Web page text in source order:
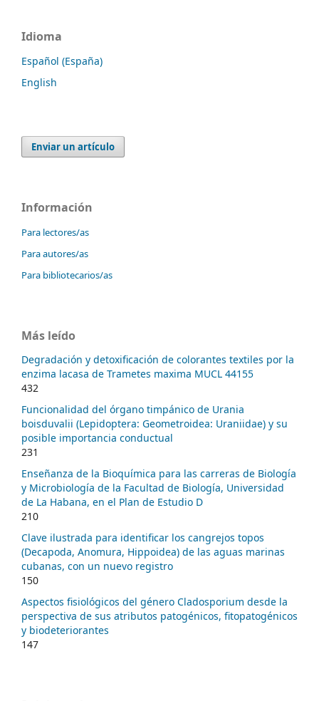
Idioma
Español (España)
English
Enviar un artículo
Información
Para lectores/as
Para autores/as
Para bibliotecarios/as
Más leído
Degradación y detoxificación de colorantes textiles por la
enzima lacasa de Trametes maxima MUCL 44155
432
Funcionalidad del órgano timpánico de Urania
boisduvalii (Lepidoptera: Geometroidea: Uraniidae) y su
posible importancia conductual
231
Enseñanza de la Bioquímica para las carreras de Biología
y Microbiología de la Facultad de Biología, Universidad
de La Habana, en el Plan de Estudio D
210
Clave ilustrada para identificar los cangrejos topos
(Decapoda, Anomura, Hippoidea) de las aguas marinas
cubanas, con un nuevo registro
150
Aspectos fisiológicos del género Cladosporium desde la
perspectiva de sus atributos patogénicos, fitopatogénicos
y biodeteriorantes
147